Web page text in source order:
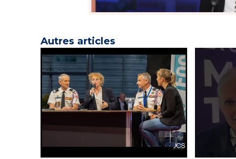
Autres articles